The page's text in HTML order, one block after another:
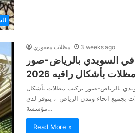
مظلات مغفوري 3 weeks ago
السويدي بالرياض-صور
بأشكال راقيه 2026
بالرياض-صور تركيب مظلات بأشكال
مظلات بجميع انحاء ومدن الرياض ، يتوفر لدي
مؤسسة…
Read More »